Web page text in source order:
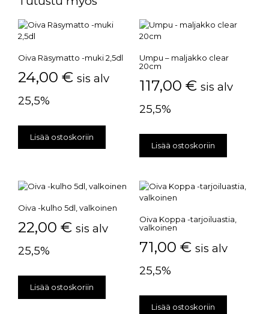
Oiva Räsymatto -muki 2,5dl
24,00 € sis alv
25,5%
Lisää ostoskoriin
Umpu – maljakko clear
20cm
117,00 € sis alv
25,5%
Lisää ostoskoriin
Oiva -kulho 5dl, valkoinen
22,00 € sis alv
25,5%
Lisää ostoskoriin
Oiva Koppa -tarjoiluastia,
valkoinen
71,00 € sis alv
25,5%
Lisää ostoskoriin